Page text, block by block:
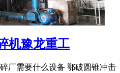
机豫龙重工
厂需要什么设备 鄂破圆锥冲击